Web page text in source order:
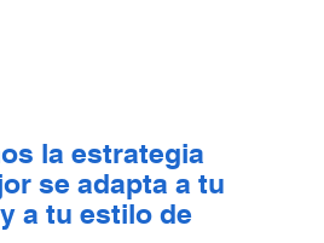
la estrategia
se adapta a tu
a tu estilo de